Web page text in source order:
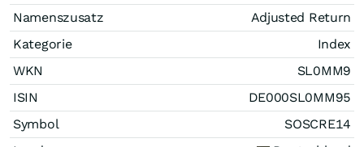
Namenszusatz
Adjusted Return
Kategorie
Index
WKN
SL0MM9
ISIN
DE000SL0MM95
Symbol
SOSCRE14